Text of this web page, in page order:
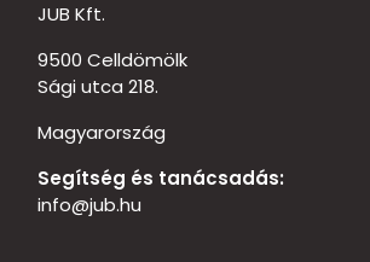
JUB Kft.
9500 Celldömölk
Sági utca 218.
Magyarország
Segítség és tanácsadás:
info@jub.hu